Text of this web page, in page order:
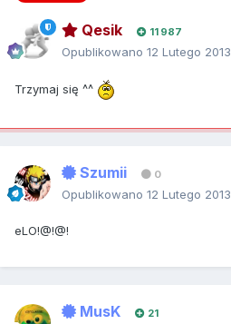
Qesik 11 987
Opublikowano 12 Lutego 2013
Trzymaj się ^^
Szumii 0
Opublikowano 12 Lutego 2013
eLO!@!@!
MusK 21